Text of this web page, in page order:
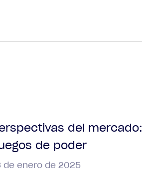
del mercado:
de poder
de enero de 2025